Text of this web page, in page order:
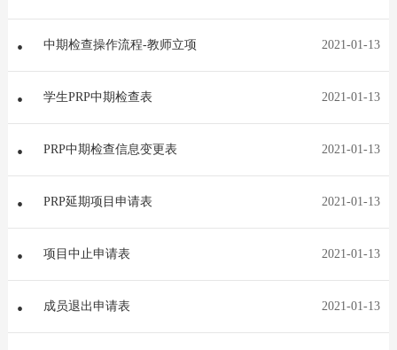
中期检查操作流程-教师立项 2021-01-13
学生PRP中期检查表 2021-01-13
PRP中期检查信息变更表 2021-01-13
PRP延期项目申请表 2021-01-13
项目中止申请表 2021-01-13
成员退出申请表 2021-01-13